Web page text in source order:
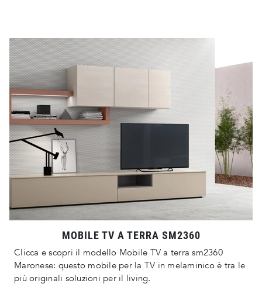
MOBILE TV A TERRA SM2360
Clicca e scopri il modello Mobile TV a terra sm2360
Maronese: questo mobile per la TV in melaminico è tra le
più originali soluzioni per il living.